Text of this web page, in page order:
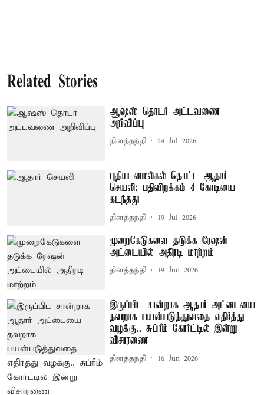
Related Stories
ஆஷஸ் தொடர் அட்டவணை
அறிவிப்பு
தினத்தந்தி 24 Jul 2026
புதிய மைல்கல் தொட்ட ஆதார்
செயலி: பதிவிறக்கம் 4 கோடியை
கடந்தது
தினத்தந்தி 19 Jul 2026
முறைகேடுகளை தடுக்க ரேஷன்
அட்டையில் அதிரடி மாற்றம்
தினத்தந்தி 19 Jun 2026
இருப்பிட சான்றாக ஆதார் அட்டையை
தவறாக பயன்படுத்துவதை எதிர்த்து
வழக்கு.. சுப்ரீம் கோர்ட்டில் இன்று
விசாரணை
தினத்தந்தி 16 Jun 2026